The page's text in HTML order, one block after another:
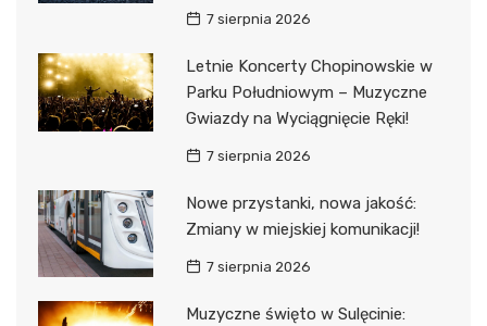
7 sierpnia 2026
Letnie Koncerty Chopinowskie w
Parku Południowym – Muzyczne
Gwiazdy na Wyciągnięcie Ręki!
7 sierpnia 2026
Nowe przystanki, nowa jakość:
Zmiany w miejskiej komunikacji!
7 sierpnia 2026
Muzyczne święto w Sulęcinie: